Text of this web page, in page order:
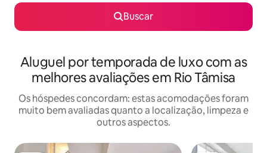
Buscar
Aluguel por temporada de luxo com as
melhores avaliações em Rio Tâmisa
Os hóspedes concordam: estas acomodações foram
muito bem avaliadas quanto a localização, limpeza e
outros aspectos.